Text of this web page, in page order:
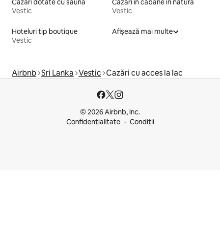
Cazări dotate cu saună
Vestic
Cazări în cabane în natură
Vestic
Hoteluri tip boutique
Vestic
Afișează mai multe
Airbnb Sri Lanka Vestic Cazări cu acces la lac
© 2026 Airbnb, Inc.
Confidențialitate
Condiții